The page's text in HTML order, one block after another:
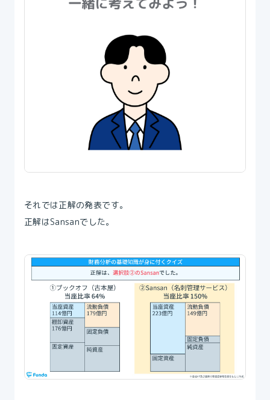
それでは正解の発表です。
正解はSansanでした。